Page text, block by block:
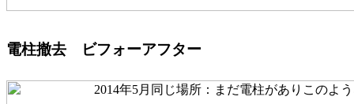
電柱撤去 ビフォーアフター